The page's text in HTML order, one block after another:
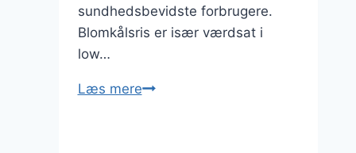
sundhedsbevidste forbrugere.
Blomkålsris er især værdsat i
low…
Læs mereBlomkålsris